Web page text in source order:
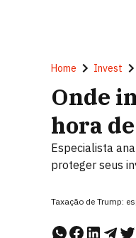
Home Invest
Onde
hora
Especialista
proteger seus
Taxação de Trump: